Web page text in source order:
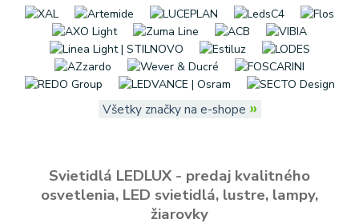
Všetky značky na e-shope »
Svietidlá LEDLUX - predaj kvalitného
osvetlenia, LED svietidlá, lustre, lampy,
žiarovky